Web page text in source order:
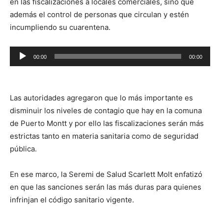
además el control de personas que circulan y estén
incumpliendo su cuarentena.
Reproductor
de
00:00 00:00
Las autoridades agregaron que lo más importante es
disminuir los niveles de contagio que hay en la comuna
de Puerto Montt y por ello las fiscalizaciones serán más
estrictas tanto en materia sanitaria como de seguridad
pública.
En ese marco, la Seremi de Salud Scarlett Molt enfatizó
en que las sanciones serán las más duras para quienes
infrinjan el código sanitario vigente.